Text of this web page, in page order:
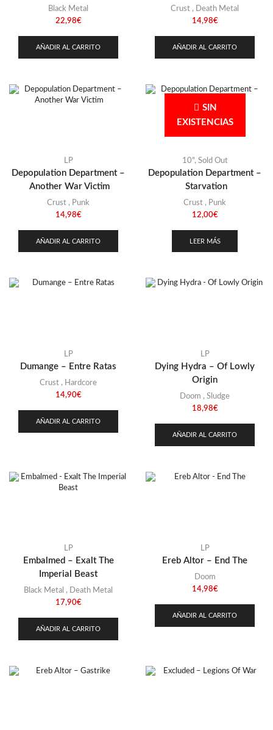
Black Metal
22,98€
AÑADIR AL CARRITO
Crust , Death Metal
14,98€
AÑADIR AL CARRITO
LP
Depopulation Department –
Another War Victim
Crust , Punk
14,98€
AÑADIR AL CARRITO
SIN
EXISTENCIAS
10", Sold Out
Depopulation Department –
Starvation
Crust , Punk
12,00€
LEER MÁS
LP
Dumange – Entre Ratas
Crust , Hardcore
14,90€
AÑADIR AL CARRITO
LP
Dying Hydra – Of Lowly
Origin
Doom , Sludge
18,98€
AÑADIR AL CARRITO
LP
Embalmed – Exalt The
Imperial Beast
Black Metal , Death Metal
17,90€
AÑADIR AL CARRITO
LP
Ereb Altor – End The
Doom
14,98€
AÑADIR AL CARRITO